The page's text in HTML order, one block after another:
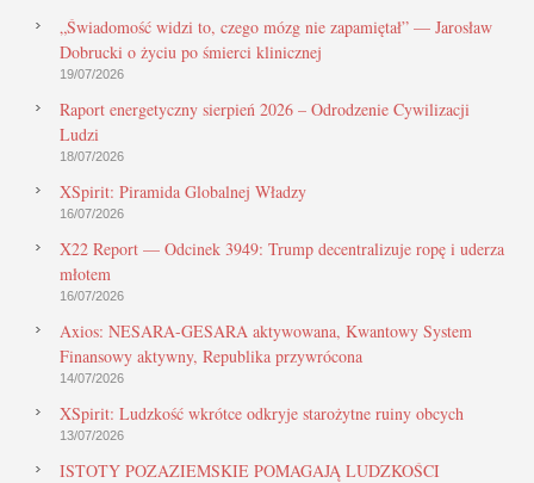
„Świadomość widzi to, czego mózg nie zapamiętał” — Jarosław
Dobrucki o życiu po śmierci klinicznej
19/07/2026
Raport energetyczny sierpień 2026 – Odrodzenie Cywilizacji
Ludzi
18/07/2026
XSpirit: Piramida Globalnej Władzy
16/07/2026
X22 Report — Odcinek 3949: Trump decentralizuje ropę i uderza
młotem
16/07/2026
Axios: NESARA-GESARA aktywowana, Kwantowy System
Finansowy aktywny, Republika przywrócona
14/07/2026
XSpirit: Ludzkość wkrótce odkryje starożytne ruiny obcych
13/07/2026
ISTOTY POZAZIEMSKIE POMAGAJĄ LUDZKOŚCI